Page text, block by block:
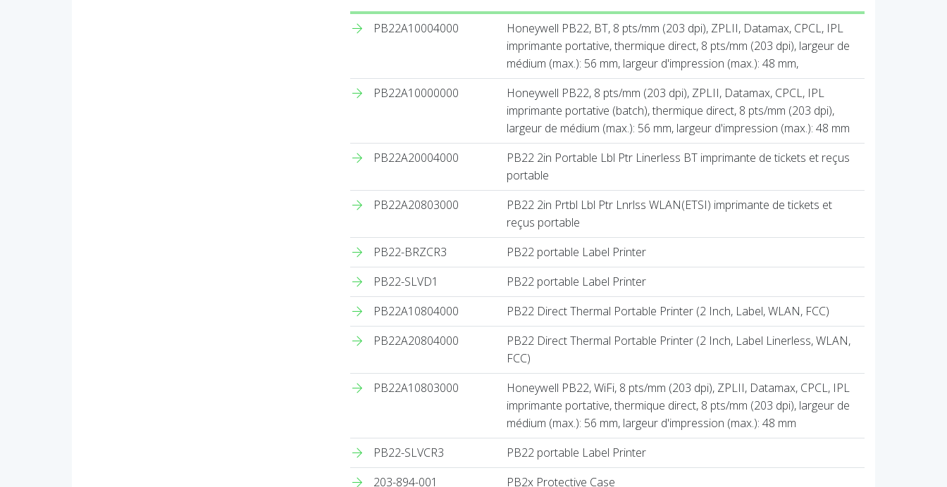
PB22A10004000
Honeywell PB22, BT, 8 pts/mm (203 dpi), ZPLII, Datamax, CPCL, IPL
imprimante portative, thermique direct, 8 pts/mm (203 dpi), largeur de
médium (max.): 56 mm, largeur d'impression (max.): 48 mm,
PB22A10000000
Honeywell PB22, 8 pts/mm (203 dpi), ZPLII, Datamax, CPCL, IPL
imprimante portative (batch), thermique direct, 8 pts/mm (203 dpi),
largeur de médium (max.): 56 mm, largeur d'impression (max.): 48 mm
PB22A20004000
PB22 2in Portable Lbl Ptr Linerless BT imprimante de tickets et reçus
portable
PB22A20803000
PB22 2in Prtbl Lbl Ptr Lnrlss WLAN(ETSI) imprimante de tickets et
reçus portable
PB22-BRZCR3
PB22 portable Label Printer
PB22-SLVD1
PB22 portable Label Printer
PB22A10804000
PB22 Direct Thermal Portable Printer (2 Inch, Label, WLAN, FCC)
PB22A20804000
PB22 Direct Thermal Portable Printer (2 Inch, Label Linerless, WLAN,
FCC)
PB22A10803000
Honeywell PB22, WiFi, 8 pts/mm (203 dpi), ZPLII, Datamax, CPCL, IPL
imprimante portative, thermique direct, 8 pts/mm (203 dpi), largeur de
médium (max.): 56 mm, largeur d'impression (max.): 48 mm
PB22-SLVCR3
PB22 portable Label Printer
203-894-001
PB2x Protective Case